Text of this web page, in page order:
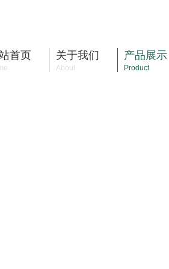
首页 关于我们
About
产品展示
Product